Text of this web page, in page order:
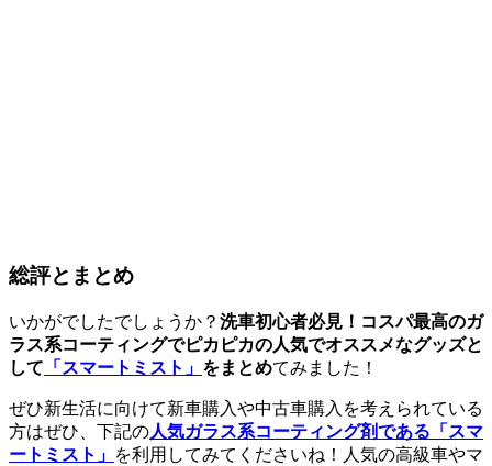
総評とまとめ
いかがでしたでしょうか？ 洗車初心者必見！コスパ最高のガ
ラス系コーティングでピカピカの人気でオススメなグッズと
して 「スマートミスト」 をまとめてみました！
ぜひ新生活に向けて新車購入や中古車購入を考えられている
方はぜひ、下記の人気ガラス系コーティング剤である「スマ
ートミスト」 を利用してみてくださいね！人気の高級車やマ